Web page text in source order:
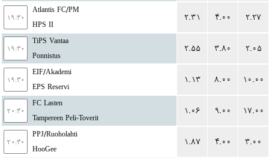
۱۹:۳۰
Atlantis FC/PM
HPS II
۲.۳۱ ۴.۰۰ ۲.۲۷
۱۹:۳۰
TiPS Vantaa
Ponnistus
۲.۵۵ ۳.۸۰ ۲.۰۵
۱۹:۳۰
EIF/Akademi
EPS Reservi
۱.۱۳ ۸.۰۰ ۱۰.۰۰
۲۰:۳۰
FC Lasten
Tampereen Peli-Toverit
۱.۰۶ ۹.۰۰ ۱۷.۰۰
۲۰:۳۰
PPJ/Ruoholahti
HooGee
۱.۸۷ ۴.۰۰ ۳.۰۰